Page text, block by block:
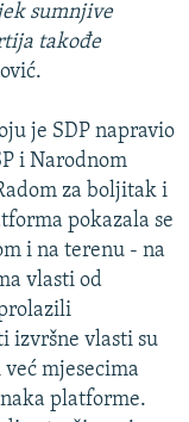
sumnjive
takođe
je SDP napravio
i Narodnom
za boljitak i
pokazala se
i na terenu - na
vlasti od
izvršne vlasti su
mjesecima
platforme.